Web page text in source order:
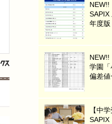
NEW!!
SAPIX
年度版
NEW!!
学園「
偏差値
【中
SAPIX